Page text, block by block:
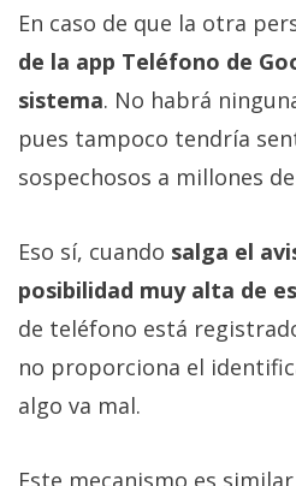
En caso de que la otra
de la app Teléfono de
sistema. No habrá
pues tampoco tendría
sospechosos a millones
Eso sí, cuando salga el
posibilidad muy alta de
de teléfono está
no proporciona el
algo va mal.